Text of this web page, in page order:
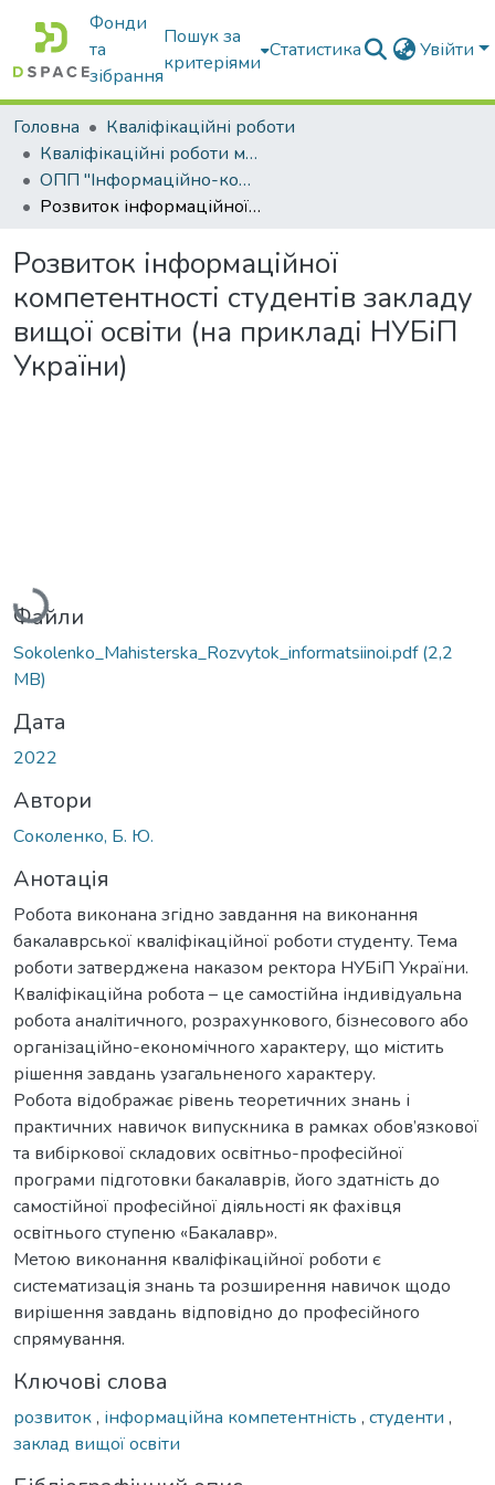
Фонди
та
зібрання
Пошук за
критеріями
Статистика Увійти
Головна
Кваліфікаційні роботи
Кваліфікаційні роботи магістрів
ОПП "Інформаційно-комунікаційні технології в освіті"
Розвиток інформаційної компетентності студентів закладу вищої освіти (на прикладі НУБіП України)
Розвиток інформаційної
компетентності студентів закладу
вищої освіти (на прикладі НУБіП
України)
Вантажиться...
Файли
Sokolenko_Мahisterska_Rozvytok_informatsiinoi.pdf(2,2
MB)
Дата
2022
Автори
Соколенко, Б. Ю.
Анотація
Робота виконана згідно завдання на виконання
бакалаврської кваліфікаційної роботи студенту. Тема
роботи затверджена наказом ректора НУБіП України.
Кваліфікаційна робота – це самостійна індивідуальна
робота аналітичного, розрахункового, бізнесового або
організаційно-економічного характеру, що містить
рішення завдань узагальненого характеру.
Робота відображає рівень теоретичних знань і
практичних навичок випускника в рамках обов’язкової
та вибіркової складових освітньо-професійної
програми підготовки бакалаврів, його здатність до
самостійної професійної діяльності як фахівця
освітнього ступеню «Бакалавр».
Метою виконання кваліфікаційної роботи є
систематизація знань та розширення навичок щодо
вирішення завдань відповідно до професійного
спрямування.
Ключові слова
розвиток, інформаційна компетентність , студенти ,
заклад вищої освіти